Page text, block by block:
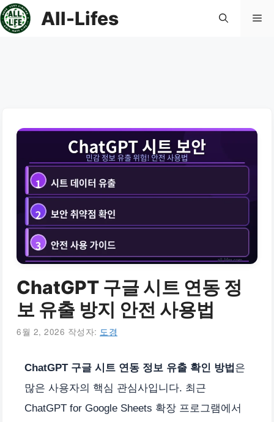
컨
텐
All-Lifes 메
ChatGPT 구글 시트 연동 정
보 유출 방지 안전 사용법
6월 2, 2026 작성자: 도경
ChatGPT 구글 시트 연동 정보 유출 확인 방법 은
많은 사용자의 핵심 관심사입니다. 최근
ChatGPT for Google Sheets 확장 프로그램에서